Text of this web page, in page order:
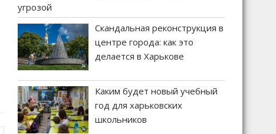
угрозой
Скандальная реконструкция в
центре города: как это
делается в Харькове
Каким будет новый учебный
год для харьковских
школьников